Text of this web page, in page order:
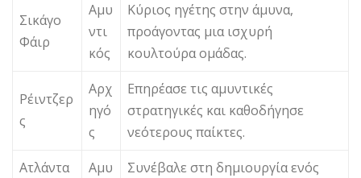
Σικάγο
Φάιρ
Αμυ
ντι
κός
Κύριος ηγέτης στην άμυνα,
προάγοντας μια ισχυρή
κουλτούρα ομάδας.
Ρέιντζερ
ς
Αρχ
ηγό
ς
Επηρέασε τις αμυντικές
στρατηγικές και καθοδήγησε
νεότερους παίκτες.
Ατλάντα
Αμυ
Συνέβαλε στη δημιουργία ενός